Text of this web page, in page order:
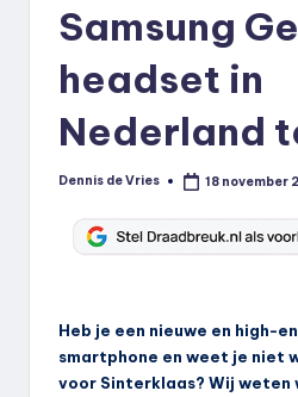
Samsung
headset in
Nederland
Geplaatst
Dennis de Vries 18 november
Heb je een nieuwe en high-
smartphone en weet je niet
voor Sinterklaas? Wij weten